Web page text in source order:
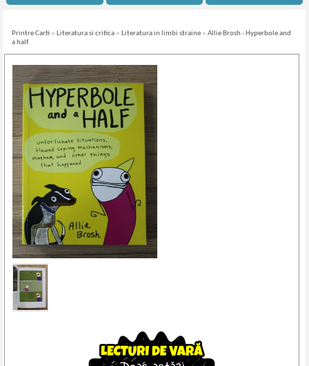
Printre Carti » Literatura si critica » Literatura in limbi straine »Allie Brosh - Hyperbole and
a half